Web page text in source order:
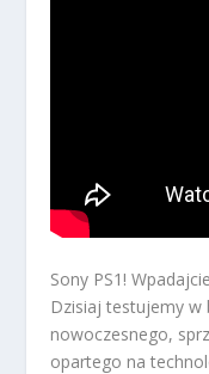
Sony PS1!
Dzisiaj testujemy w
nowoczesnego,
opartego na